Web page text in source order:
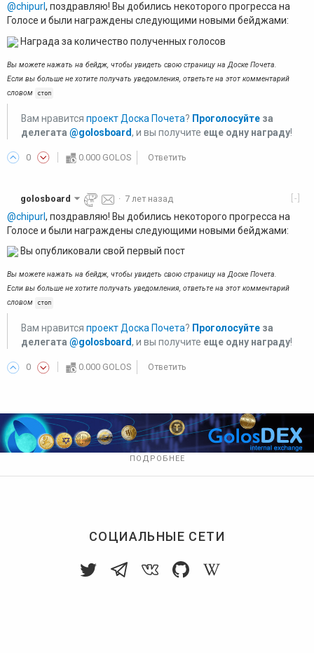
@chipurl, поздравляю! Вы добились некоторого прогресса на
Голосе и были награждены следующими новыми бейджами:
Награда за количество полученных голосов
Вы можете нажать на бейдж, чтобы увидеть свою страницу на Доске Почета.
Если вы больше не хотите получать уведомления, ответьте на этот комментарий
словом
стоп
Вам нравится проект Доска Почета? Проголосуйте за
делегата @golosboard, и вы получите еще одну награду!
0 0.000 GOLOS Ответить
[-]
golosboard · 7 лет назад
@chipurl, поздравляю! Вы добились некоторого прогресса на
Голосе и были награждены следующими новыми бейджами:
Вы опубликовали свой первый пост
Вы можете нажать на бейдж, чтобы увидеть свою страницу на Доске Почета.
Если вы больше не хотите получать уведомления, ответьте на этот комментарий
словом
стоп
Вам нравится проект Доска Почета? Проголосуйте за
делегата @golosboard, и вы получите еще одну награду!
0 0.000 GOLOS Ответить
ПОДРОБНЕЕ
СОЦИАЛЬНЫЕ СЕТИ